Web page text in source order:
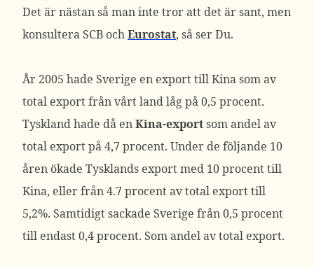
Det är nästan så man inte tror att det är sant, men
konsultera SCB ochEurostat, så ser Du.
År 2005 hade Sverige en export till Kina som av
total export från vårt land låg på 0,5 procent.
Tyskland hade då enKina-exportsom andel av
total export på 4,7 procent. Under de följande 10
åren ökade Tysklands export med 10 procent till
Kina, eller från 4.7 procent av total export till
5,2%. Samtidigt sackade Sverige från 0,5 procent
till endast 0,4 procent. Som andel av total export.